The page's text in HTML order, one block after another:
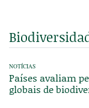
NOTÍCIAS
Países avaliam
globais de